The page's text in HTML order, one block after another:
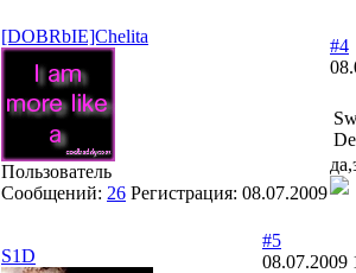
[DOBRbIE]Chelita
Пользователь
Сообщений: 26 Регистрация: 08.07.2009
#4
S1D
#5
08.07.2009